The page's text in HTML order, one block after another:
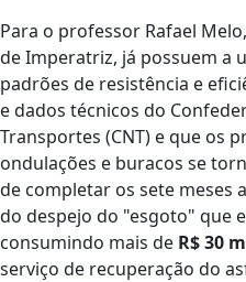
Para o professor Rafael
de Imperatriz, já possuem a
padrões de resistência e
e dados técnicos do
Transportes (CNT) e que os
ondulações e buracos se
de completar os sete meses
do despejo do "esgoto" que
consumindo mais de R$ 30
serviço de recuperação do